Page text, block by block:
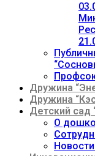
Дружина
Дружина
Детский сад
О